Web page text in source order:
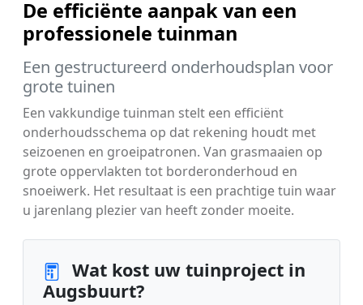
De efficiënte aanpak van een
professionele tuinman
Een gestructureerd onderhoudsplan voor
grote tuinen
Een vakkundige tuinman stelt een efficiënt
onderhoudsschema op dat rekening houdt met
seizoenen en groeipatronen. Van grasmaaien op
grote oppervlakten tot borderonderhoud en
snoeiwerk. Het resultaat is een prachtige tuin waar
u jarenlang plezier van heeft zonder moeite.
Wat kost uw tuinproject in
Augsbuurt?